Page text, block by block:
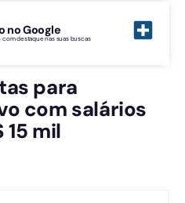
no Google
com destaque nas suas buscas
para
com salários
15 mil